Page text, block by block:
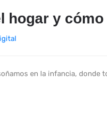
hogar y
en la infancia, donde